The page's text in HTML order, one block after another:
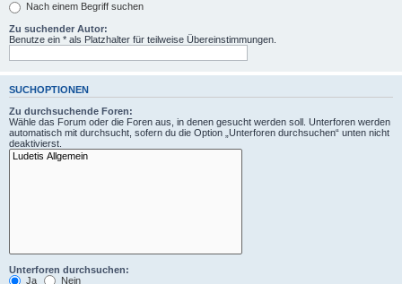
Nach einem Begriff suchen
Zu suchender Autor:
Benutze ein * als Platzhalter für teilweise Übereinstimmungen.
SUCHOPTIONEN
Zu durchsuchende Foren:
Wähle das Forum oder die Foren aus, in denen gesucht werden soll. Unterforen werden
automatisch mit durchsucht, sofern du die Option „Unterforen durchsuchen“ unten nicht
deaktivierst.
Unterforen durchsuchen:
Ja
Nein